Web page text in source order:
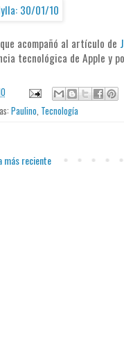
acompañó al artículo de
tecnológica de Apple y
Paulino, Tecnología
más reciente